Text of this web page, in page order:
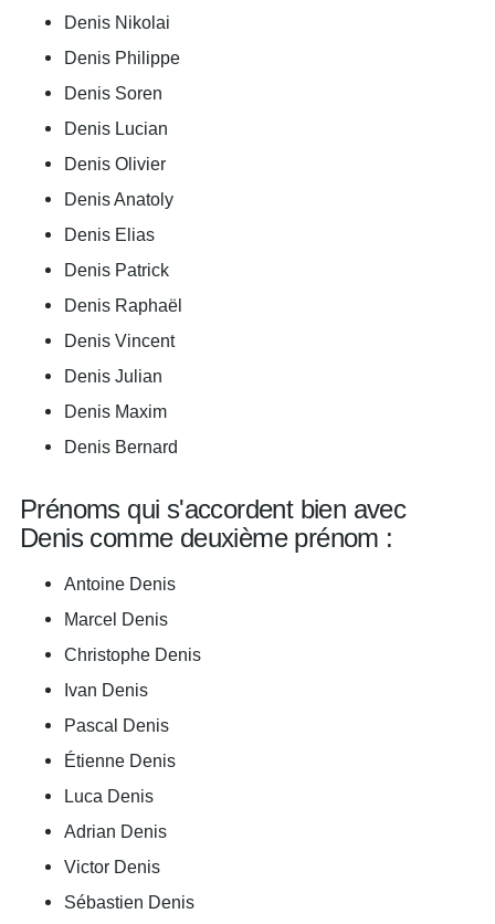
Denis Nikolai
Denis Philippe
Denis Soren
Denis Lucian
Denis Olivier
Denis Anatoly
Denis Elias
Denis Patrick
Denis Raphaël
Denis Vincent
Denis Julian
Denis Maxim
Denis Bernard
Prénoms qui s'accordent bien avec
Denis comme deuxième prénom :
Antoine Denis
Marcel Denis
Christophe Denis
Ivan Denis
Pascal Denis
Étienne Denis
Luca Denis
Adrian Denis
Victor Denis
Sébastien Denis